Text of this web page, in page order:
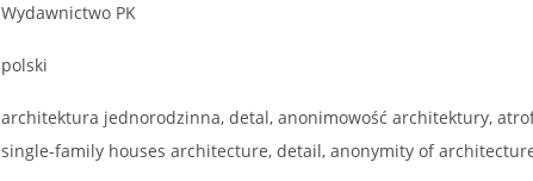
Wydawnictwo PK
polski
architektura jednorodzinna, detal, anonimowość architektury,
single-family houses architecture, detail, anonymity of